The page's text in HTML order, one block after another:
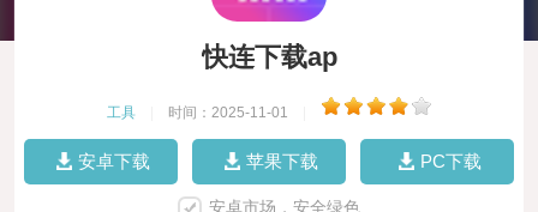
快连下载ap
工具 时间：2025-11-01
安卓下载 苹果下载 PC下载
安卓市场，安全绿色